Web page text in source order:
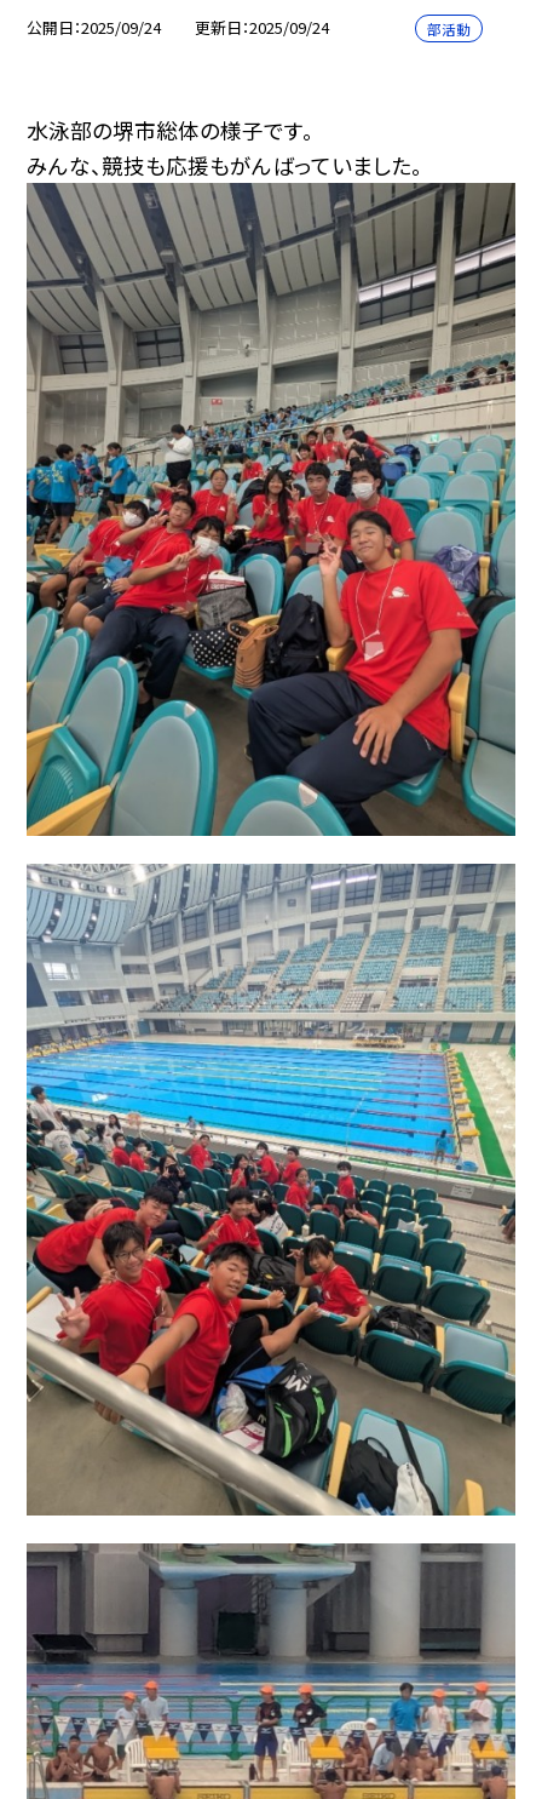
公開日 2025/09/24 更新日 2025/09/24 部活動
水泳部の堺市総体の様子です。
みんな、競技も応援もがんばっていました。